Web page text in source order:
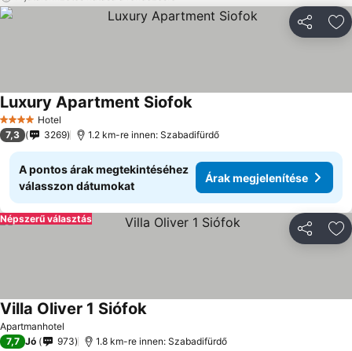
4 KategóriaHotel
Luxury Apartment Siofok
7,3 3269 1.2 km-re innen: Szabadifürdő
A pontos árak megtekintéséhez
válasszon dátumokat
Árak megjelenítése
Népszerű választás
Apartmanhotel
Villa Oliver 1 Siófok
7,7 Jó 973 1.8 km-re innen: Szabadifürdő